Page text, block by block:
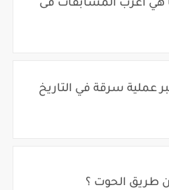
هي أغرب المسابقات فى
عملية سرقة في التاريخ
طريق الحوت ؟